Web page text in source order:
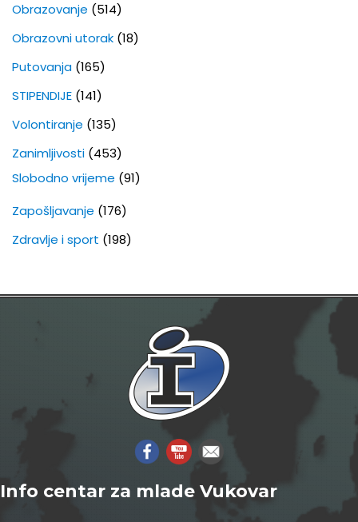
Obrazovanje (514)
Obrazovni utorak (18)
Putovanja (165)
STIPENDIJE (141)
Volontiranje (135)
Zanimljivosti (453)
Slobodno vrijeme (91)
Zapošljavanje (176)
Zdravlje i sport (198)
Info centar za mlade Vukovar